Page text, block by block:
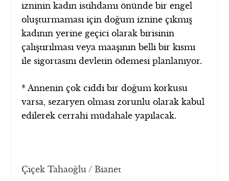
izninin kadın istihdamı önünde bir engel
oluşturmaması için doğum iznine çıkmış
kadının yerine geçici olarak birisinin
çalıştırılması veya maaşının belli bir kısmı
ile sigortasını devletin ödemesi planlanıyor.
* Annenin çok ciddi bir doğum korkusu
varsa, sezaryen olması zorunlu olarak kabul
edilerek cerrahi müdahale yapılacak.
Çiçek Tahaoğlu / Bianet